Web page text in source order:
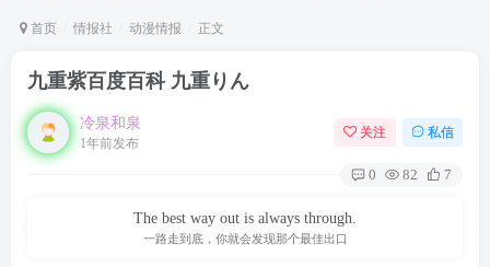
首页 情报社 动漫情报 正文
九重紫百度百科 九重りん
冷泉和泉
1年前发布
关注 私信
0 82 7
The best way out is always through.
一路走到底，你就会发现那个最佳出口